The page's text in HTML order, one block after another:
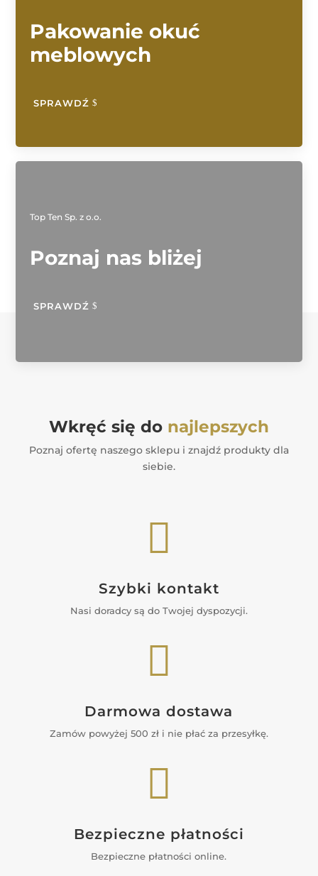
Pakowanie okuć
meblowych
SPRAWDŹ
Top Ten Sp. z o.o.
Poznaj nas bliżej
SPRAWDŹ
Wkręć się do najlepszych
Poznaj ofertę naszego sklepu i znajdź produkty dla
siebie.

Szybki kontakt
Nasi doradcy są do Twojej dyspozycji.

Darmowa dostawa
Zamów powyżej 500 zł i nie płać za przesyłkę.

Bezpieczne płatności
Bezpieczne płatności online.